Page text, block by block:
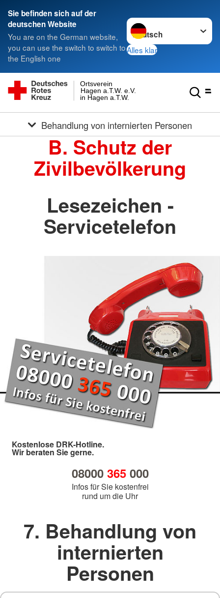
Sie befinden sich auf der
deutschen Website
You are on the German website,
you can use the switch to switch to
the English one
Sprache wechseln zu
Alles klar
in Hagen a.T.W.
Hagen a.T.W. e.V.
Ortsverein
Behandlung von internierten Personen
B. Schutz der
Zivilbevölkerung
Lesezeichen -
Servicetelefon
Kostenlose DRK-Hotline.
Wir beraten Sie gerne.
08000 365000
Infos für Sie kostenfrei
rund um die Uhr
7. Behandlung von
internierten
Personen